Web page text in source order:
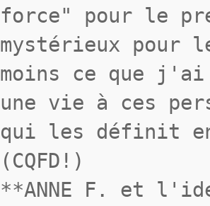
force" pour le
mystérieux pour
moins ce que
une vie à ces
qui les définit
(CQFD!)
**ANNE F. et